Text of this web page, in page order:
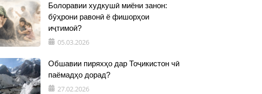
Болоравии худкушӣ миёни занон:
бӯҳрони равонӣ ё фишорҳои
иҷтимоӣ?
05.03.2026
Обшавии пиряхҳо дар Тоҷикистон чӣ
паёмадҳо дорад?
27.02.2026